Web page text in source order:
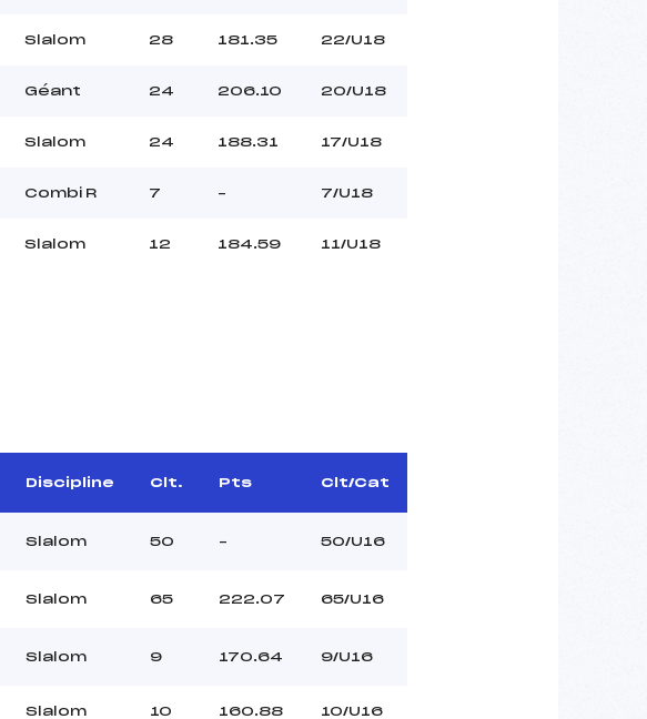
Slalom 28 181.35 22/U18
Géant 24 206.10 20/U18
Slalom 24 188.31 17/U18
Combi R 7 – 7/U18
Slalom 12 184.59 11/U18
Discipline Clt. Pts Clt/Cat
Slalom 50 – 50/U16
Slalom 65 222.07 65/U16
Slalom 9 170.64 9/U16
Slalom 10 160.88 10/U16